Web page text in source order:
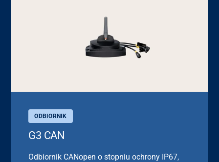
ODBIORNIK
G3 CAN
Odbiornik CANopen o stopniu ochrony IP67,